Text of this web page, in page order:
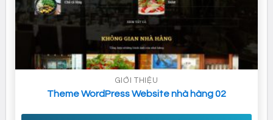
GIỚI THIỆU
Theme WordPress Website nhà hàng 02